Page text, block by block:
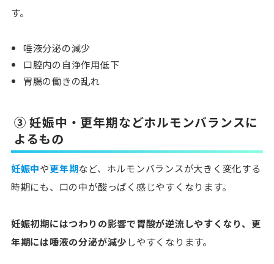
す。
唾液分泌の減少
口腔内の自浄作用低下
胃腸の働きの乱れ
③ 妊娠中・更年期などホルモンバランスに
よるもの
妊娠中や更年期など、ホルモンバランスが大きく変化する
時期にも、口の中が酸っぱく感じやすくなります。
妊娠初期にはつわりの影響で胃酸が逆流しやすくなり、更
年期には唾液の分泌が減少しやすくなります。